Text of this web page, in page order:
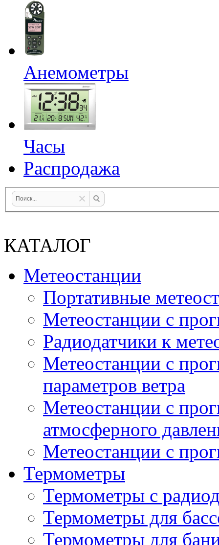
Анемометры
Часы
Распродажа
КАТАЛОГ
Метеостанции
Портативные
Метеостанции с
Радиодатчики к
Метеостанции с
параметров ветра
Метеостанции с
атмосферного
Метеостанции с
Термометры
Термометры с
Термометры для
Термометры для